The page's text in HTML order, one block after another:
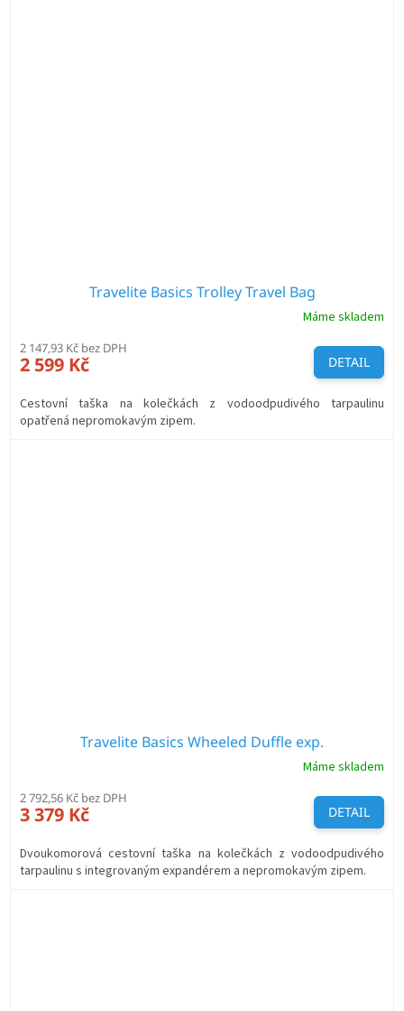
Travelite Basics Trolley Travel Bag
Máme skladem
2 147,93 Kč bez DPH
2 599 Kč DETAIL
Cestovní taška na kolečkách z vodoodpudivého tarpaulinu
opatřená nepromokavým zipem.
Travelite Basics Wheeled Duffle exp.
Máme skladem
2 792,56 Kč bez DPH
3 379 Kč DETAIL
Dvoukomorová cestovní taška na kolečkách z vodoodpudivého
tarpaulinu s integrovaným expandérem a nepromokavým zipem.